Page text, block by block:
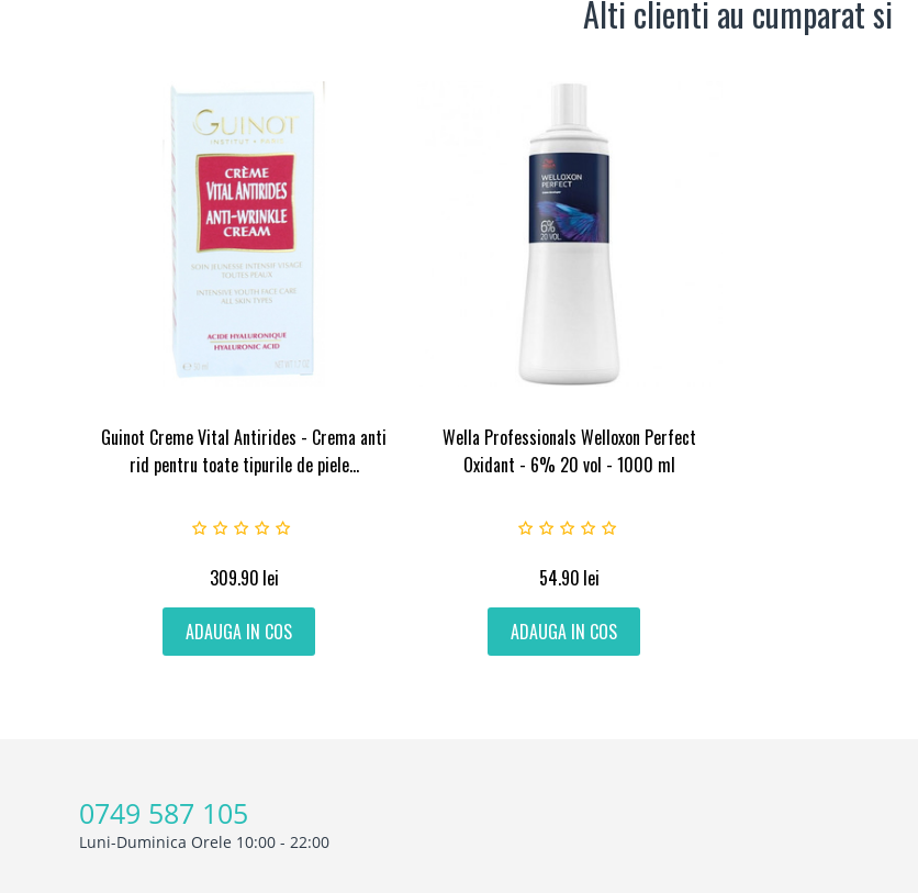
Alti clienti au cumparat si
Guinot Creme Vital Antirides - Crema anti
rid pentru toate tipurile de piele...
309.90 lei
ADAUGA IN COS
Wella Professionals Welloxon Perfect
Oxidant - 6% 20 vol - 1000 ml
54.90 lei
ADAUGA IN COS
0749 587 105
Luni-Duminica Orele 10:00 - 22:00